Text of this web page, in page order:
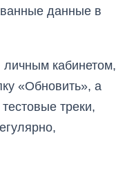
данные в
личным кабинетом,
«Обновить», а
треки,